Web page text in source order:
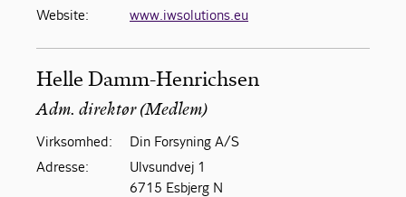
Website:
www.iwsolutions.eu
Helle Damm-Henrichsen
Adm. direktør (Medlem)
Virksomhed:
Din Forsyning A/S
Adresse:
Ulvsundvej 1
6715 Esbjerg N